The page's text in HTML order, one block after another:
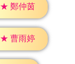
★ 鄭仲茵
★ 曹雨婷